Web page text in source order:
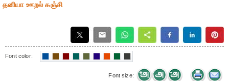
தனியா ஊறல் கஞ்சி
Font color:
Font size: